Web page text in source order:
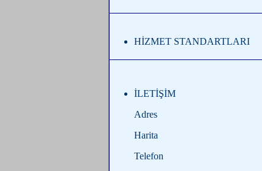
HİZMET STANDARTLARI
İLETİŞİM
Adres
Harita
Telefon